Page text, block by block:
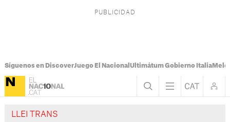
Síguenos en DiscoverJuego El Nacional Ultimátum Gobierno Italia
LLEI TRANS